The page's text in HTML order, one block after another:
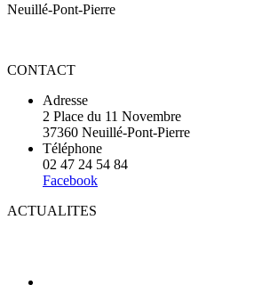
Neuillé-Pont-Pierre
CONTACT
Adresse
2 Place du 11 Novembre
37360 Neuillé-Pont-Pierre
Téléphone
02 47 24 54 84
Facebook
ACTUALITES